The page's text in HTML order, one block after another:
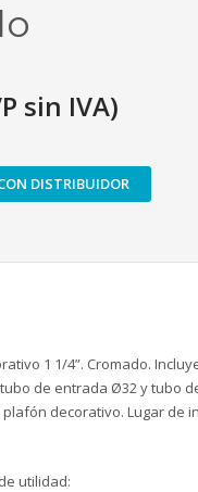
sin IVA)
DISTRIBUIDOR
1 1/4”. Cromado.
de entrada Ø32 y tubo
plafón decorativo. Lugar de
utilidad: